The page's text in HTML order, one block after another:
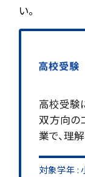
い。
高校受験
双方向の
業で、理
対象学年 :